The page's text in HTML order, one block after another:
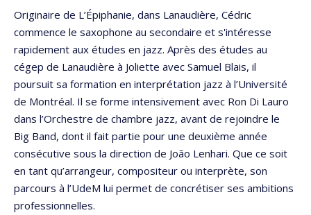
Originaire de L’Épiphanie, dans Lanaudière, Cédric
commence le saxophone au secondaire et s'intéresse
rapidement aux études en jazz. Après des études au
cégep de Lanaudière à Joliette avec Samuel Blais, il
poursuit sa formation en interprétation jazz à l’Université
de Montréal. Il se forme intensivement avec Ron Di Lauro
dans l’Orchestre de chambre jazz, avant de rejoindre le
Big Band, dont il fait partie pour une deuxième année
consécutive sous la direction de João Lenhari. Que ce soit
en tant qu’arrangeur, compositeur ou interprète, son
parcours à l’UdeM lui permet de concrétiser ses ambitions
professionnelles.